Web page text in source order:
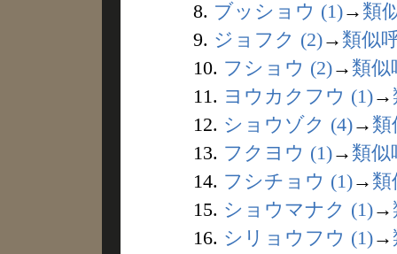
8. ブッショウ (1)→ 類
9. ジョフク (2)→ 類似
10. フショウ (2)→ 類似
11. ヨウカクフウ (1)→
12. ショウゾク (4)→ 類
13. フクヨウ (1)→ 類似
14. フシチョウ (1)→ 類
15. ショウマナク (1)→
16. シリョウフウ (1)→